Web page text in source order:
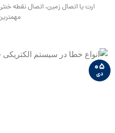
ارت یا اتصال زمین، اتصال نقطه
۰۵
دی